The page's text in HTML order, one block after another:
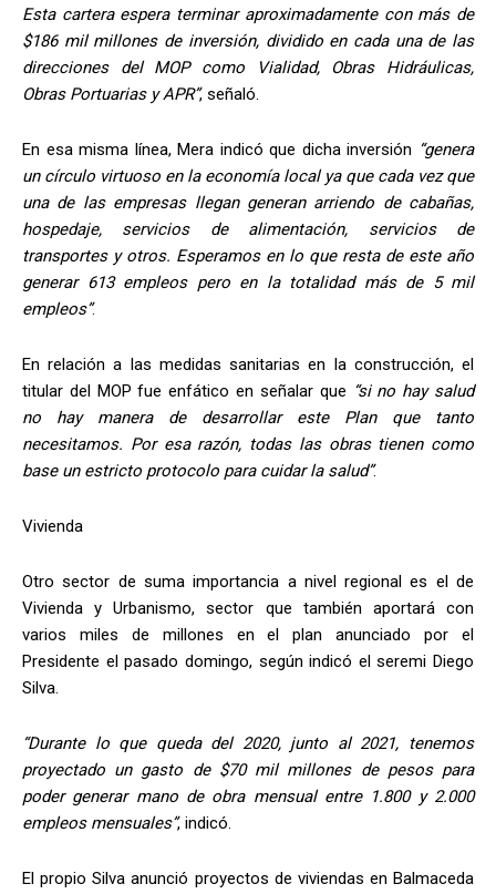
Esta cartera espera terminar aproximadamente con más de
$186 mil millones de inversión, dividido en cada una de las
direcciones del MOP como Vialidad, Obras Hidráulicas,
Obras Portuarias y APR”, señaló.
En esa misma línea, Mera indicó que dicha inversión “genera
un círculo virtuoso en la economía local ya que cada vez que
una de las empresas llegan generan arriendo de cabañas,
hospedaje, servicios de alimentación, servicios de
transportes y otros. Esperamos en lo que resta de este año
generar 613 empleos pero en la totalidad más de 5 mil
empleos”.
En relación a las medidas sanitarias en la construcción, el
titular del MOP fue enfático en señalar que “si no hay salud
no hay manera de desarrollar este Plan que tanto
necesitamos. Por esa razón, todas las obras tienen como
base un estricto protocolo para cuidar la salud”.
Vivienda
Otro sector de suma importancia a nivel regional es el de
Vivienda y Urbanismo, sector que también aportará con
varios miles de millones en el plan anunciado por el
Presidente el pasado domingo, según indicó el seremi Diego
Silva.
“Durante lo que queda del 2020, junto al 2021, tenemos
proyectado un gasto de $70 mil millones de pesos para
poder generar mano de obra mensual entre 1.800 y 2.000
empleos mensuales”, indicó.
El propio Silva anunció proyectos de viviendas en Balmaceda